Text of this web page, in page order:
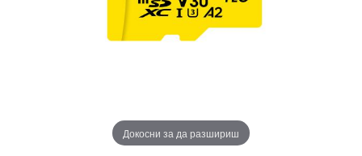
Докосни за да разшириш